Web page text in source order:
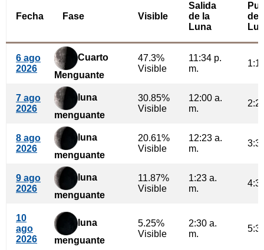
Fecha Fase Visible
Salida
de la
Luna
de
6 ago
2026
Cuarto
Menguante
47.3%
Visible
11:34 p.
m.
7 ago
2026
luna
menguante
30.85%
Visible
12:00 a.
m.
8 ago
2026
luna
menguante
20.61%
Visible
12:23 a.
m.
9 ago
2026
luna
menguante
11.87%
Visible
1:23 a.
m.
10
ago
2026
luna
menguante
5.25%
Visible
2:30 a.
m.